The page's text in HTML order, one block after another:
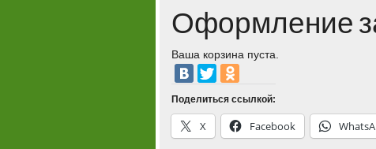
Оформление
Ваша корзина пуста.
Поделиться ссылкой:
X Facebook